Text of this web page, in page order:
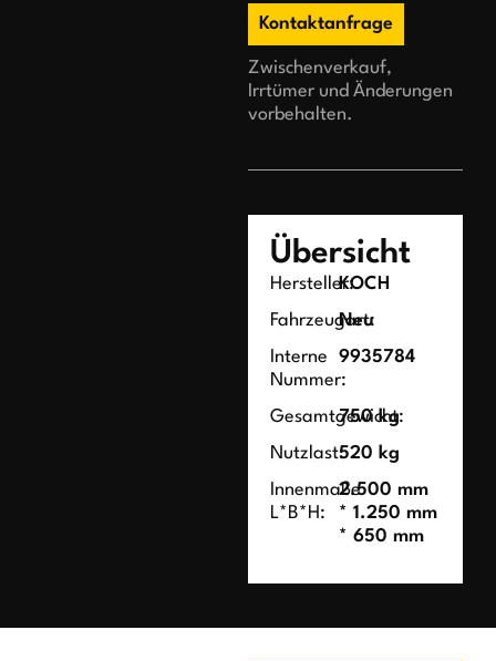
Kontaktanfrage
Zwischenverkauf,
Irrtümer und Änderungen
vorbehalten.
Übersicht
Hersteller:KOCH
Fahrzeugart:
Neu
Interne
Nummer:
9935784
Gesamtgewicht:
750 kg
Nutzlast:520 kg
Innenmaße
L*B*H:
2.500 mm
* 1.250 mm
* 650 mm